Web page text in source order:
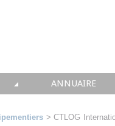
ANNUAIRE
> CTLOG